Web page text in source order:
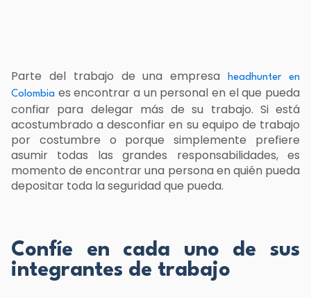
Parte del trabajo de una empresaheadhunter en
Colombia es encontrar a un personal en el que pueda
confiar para delegar más de su trabajo. Si está
acostumbrado a desconfiar en su equipo de trabajo
por costumbre o porque simplemente prefiere
asumir todas las grandes responsabilidades, es
momento de encontrar una persona en quién pueda
depositar toda la seguridad que pueda.
Confíe en cada uno de sus
integrantes de trabajo